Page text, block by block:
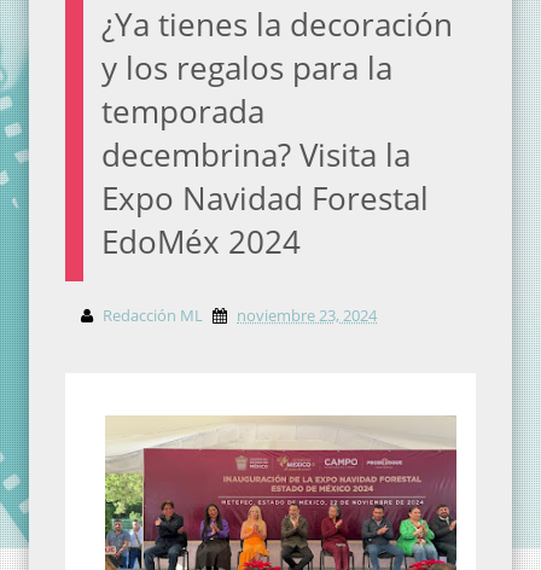
¿Ya tienes la decoración
y los regalos para la
temporada
decembrina? Visita la
Expo Navidad Forestal
EdoMéx 2024
Redacción ML noviembre 23, 2024